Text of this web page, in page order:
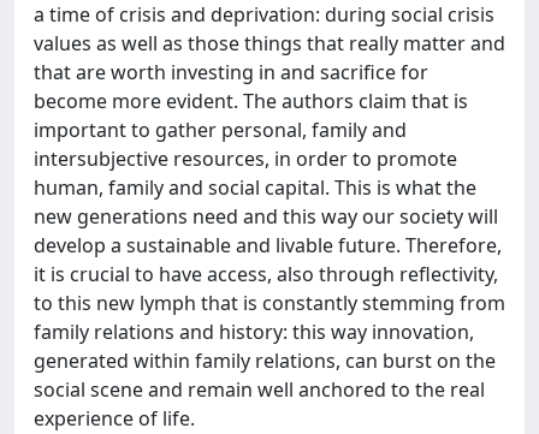
a time of crisis and deprivation: during social crisis
values as well as those things that really matter and
that are worth investing in and sacrifice for
become more evident. The authors claim that is
important to gather personal, family and
intersubjective resources, in order to promote
human, family and social capital. This is what the
new generations need and this way our society will
develop a sustainable and livable future. Therefore,
it is crucial to have access, also through reflectivity,
to this new lymph that is constantly stemming from
family relations and history: this way innovation,
generated within family relations, can burst on the
social scene and remain well anchored to the real
experience of life.